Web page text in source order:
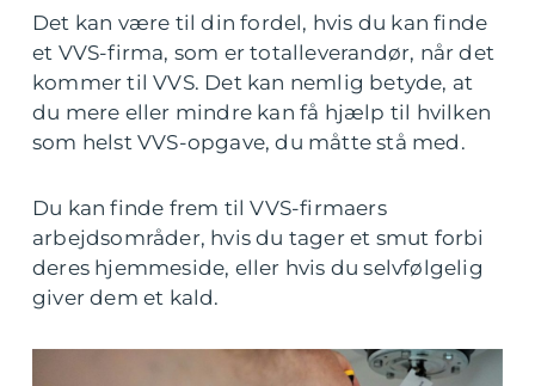
Det kan være til din fordel, hvis du kan finde
et VVS-firma, som er totalleverandør, når det
kommer til VVS. Det kan nemlig betyde, at
du mere eller mindre kan få hjælp til hvilken
som helst VVS-opgave, du måtte stå med.
Du kan finde frem til VVS-firmaers
arbejdsområder, hvis du tager et smut forbi
deres hjemmeside, eller hvis du selvfølgelig
giver dem et kald.